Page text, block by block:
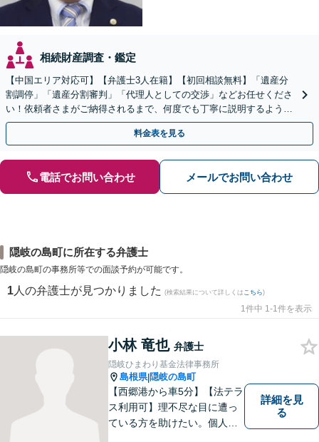
相続財産調査・鑑定
【中国エリア対応可】【弁護士3人在籍】【初回相談無料】「遺産分
割調停」「遺産分割審判」「代理人としての交渉」などお任せくださ
い！依頼者さまがご納得されるまで、何度でも丁寧に説明するよう心
掛けています【土日祝／夜間対応可】【当日／電話相談可】
料金表を見る
電話でお問い合わせ メールでお問い合わせ
隠岐の島町に所在する弁護士
隠岐の島町の事務所等での面談予約が可能です。
1 人の弁護士が見つかりました (検索結果について詳しくは こちら)
1件中 1-1件を表示
小林 竜也 弁護士
隠岐ひまわり基金法律事務所
島根県|隠岐の島町
【西郷港から車5分】【法テラ
ス利用可】理不尽な目に遭っ
ている方を助けたい。個人・
詳細を見
る